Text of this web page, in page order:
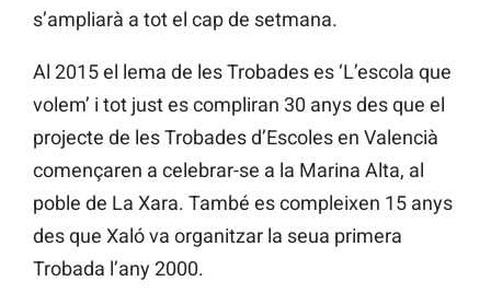
s’ampliarà a tot el cap de setmana.
Al 2015 el lema de les Trobades es ‘L’escola que
volem’ i tot just es compliran 30 anys des que el
projecte de les Trobades d’Escoles en Valencià
començaren a celebrar-se a la Marina Alta, al
poble de La Xara. També es compleixen 15 anys
des que Xaló va organitzar la seua primera
Trobada l’any 2000.